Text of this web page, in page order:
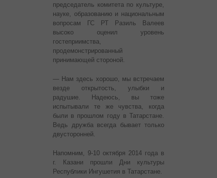
председатель комитета по культуре,
науке, образованию и национальным
вопросам ГС РТ Разиль Валеев
высоко оценил уровень
гостеприимства,
продемонстрированный
принимающей стороной.
— Нам здесь хорошо, мы встречаем
везде открытость, улыбки и
радушие. Надеюсь, вы тоже
испытывали те же чувства, когда
были в прошлом году в Татарстане.
Ведь дружба всегда бывает только
двусторонней.
Напомним, 9-10 октября 2014 года в
г. Казани прошли Дни культуры
Республики Ингушетия в Татарстане.